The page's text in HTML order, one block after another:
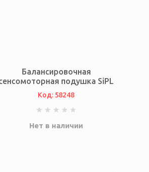
Балансировочная
подушка SiPL
Код: 58248
Нет в наличии